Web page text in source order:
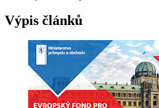
Výpis článků